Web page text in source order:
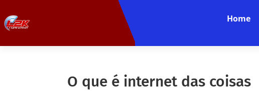
Home
O que é internet das coisas